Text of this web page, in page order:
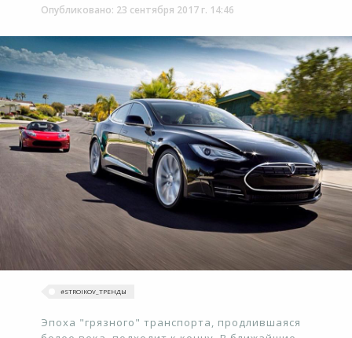
Опубликовано: 23 сентября 2017 г. 14:46
#‎STROIKOV_ТРЕНДЫ‬
Эпоха "грязного" транспорта, продлившаяся